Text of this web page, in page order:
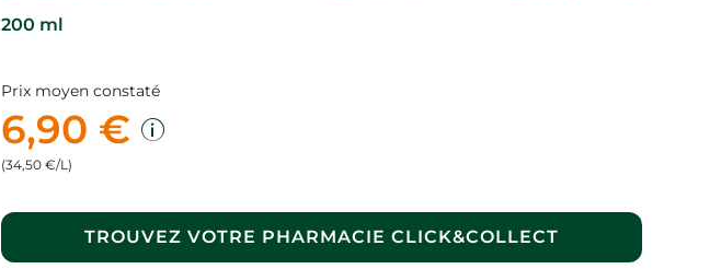
200 ml
Prix moyen constaté
6,90 €
(34,50 €/L)
TROUVEZ VOTRE PHARMACIE CLICK&COLLECT